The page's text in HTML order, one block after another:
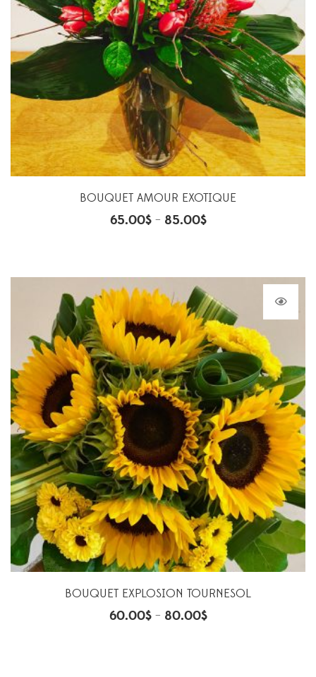
BOUQUET AMOUR EXOTIQUE
65.00$– 85.00$
BOUQUET EXPLOSION TOURNESOL
60.00$– 80.00$